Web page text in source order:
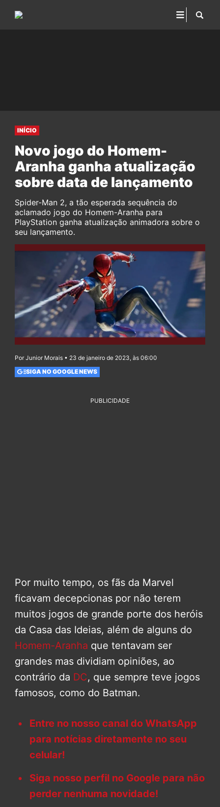
INÍCIO
Novo jogo do Homem-
Aranha ganha atualização
sobre data de lançamento
Spider-Man 2, a tão esperada sequência do
aclamado jogo do Homem-Aranha para
PlayStation ganha atualização animadora sobre o
seu lançamento.
Por Junior Morais • 23 de janeiro de 2023, às 06:00
SIGA NO GOOGLE NEWS
PUBLICIDADE
Por muito tempo, os fãs da Marvel
ficavam decepcionas por não terem
muitos jogos de grande porte dos heróis
da Casa das Ideias, além de alguns do
Homem-Aranha que tentavam ser
grandes mas dividiam opiniões, ao
contrário da DC, que sempre teve jogos
famosos, como do Batman.
Entre no nosso canal do WhatsApp
para notícias diretamente no seu
celular!
Siga nosso perfil no Google para não
perder nenhuma novidade!